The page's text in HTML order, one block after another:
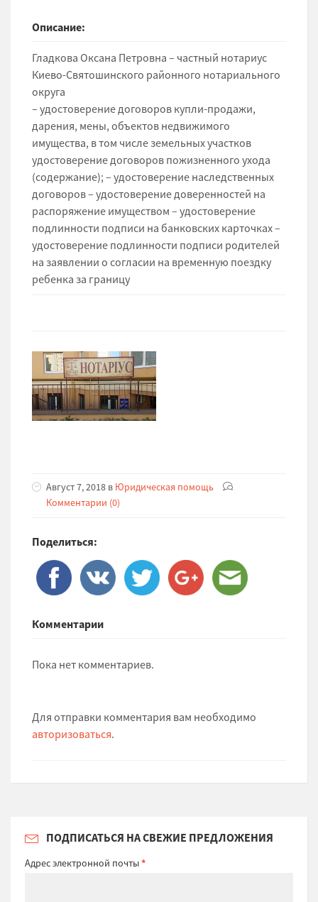
Описание:
Гладкова Оксана Петровна – частный нотариус
Киево-Святошинского районного нотариального
округа
– удостоверение договоров купли-продажи,
дарения, мены, объектов недвижимого
имущества, в том числе земельных участков
удостоверение договоров пожизненного ухода
(содержание); – удостоверение наследственных
договоров – удостоверение доверенностей на
распоряжение имуществом – удостоверение
подлинности подписи на банковских карточках –
удостоверение подлинности подписи родителей
на заявлении о согласии на временную поездку
ребенка за границу
Август 7, 2018 в Юридическая помощь
Комментарии (0)
Поделиться:
Комментарии
Пока нет комментариев.
Для отправки комментария вам необходимо
авторизоваться.
ПОДПИСАТЬСЯ НА СВЕЖИЕ ПРЕДЛОЖЕНИЯ
Адрес электронной почты*